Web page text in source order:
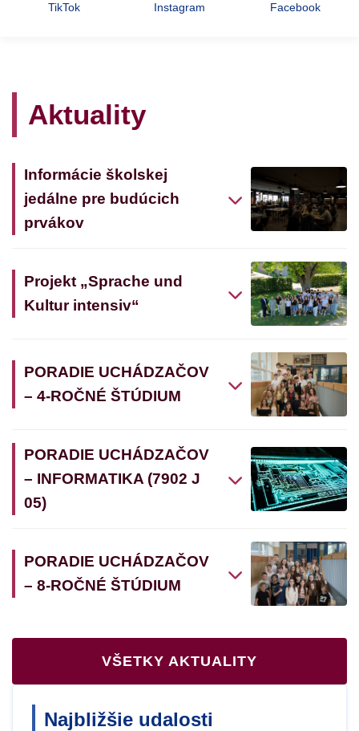
TikTok Instagram Facebook
Aktuality
Informácie školskej
jedálne pre budúcich
prvákov
Projekt „Sprache und
Kultur intensiv“
PORADIE UCHÁDZAČOV
– 4-ROČNÉ ŠTÚDIUM
PORADIE UCHÁDZAČOV
– INFORMATIKA (7902 J
05)
PORADIE UCHÁDZAČOV
– 8-ROČNÉ ŠTÚDIUM
VŠETKY AKTUALITY
Najbližšie udalosti